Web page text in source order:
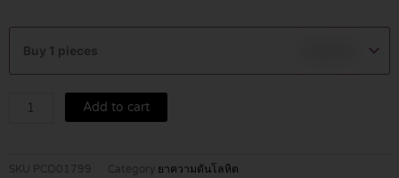
Buy 1 pieces
MG/160
MG
14'S
Add to cart
SKU PCO01799 Category ยาความดันโลหิต